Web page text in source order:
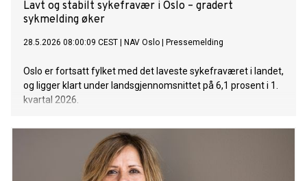
Lavt og stabilt sykefravær i Oslo – gradert
sykmelding øker
28.5.2026 08:00:09 CEST NAV Oslo Pressemelding
Oslo er fortsatt fylket med det laveste sykefraværet i landet,
og ligger klart under landsgjennomsnittet på 6,1 prosent i 1.
kvartal 2026.